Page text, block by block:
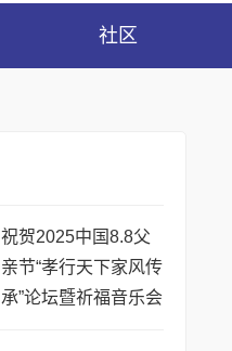
社区
祝贺2025中国8.8父
亲节“孝行天下家风传
承”论坛暨祈福音乐会